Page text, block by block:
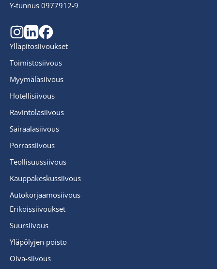
Y-tunnus 0977912-9
Ylläpitosiivoukset
Toimistosiivous
Myymäläsiivous
Hotellisiivous
Ravintolasiivous
Sairaalasiivous
Porrassiivous
Teollisuussiivous
Kauppakeskussiivous
Autokorjaamosiivous
Erikoissiivoukset
Suursiivous
Yläpölyjen poisto
Oiva-siivous